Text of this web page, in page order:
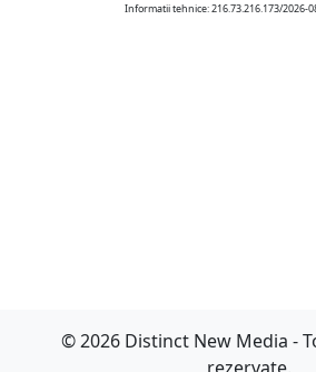
Informatii tehnice: 216.73.216.173/2026-
© 2026 Distinct New Media -